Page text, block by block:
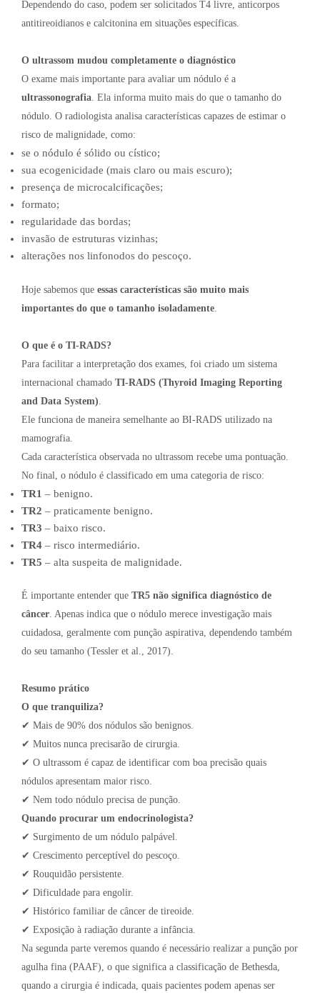
Dependendo do caso, podem ser solicitados T4 livre, anticorpos
antitireoidianos e calcitonina em situações específicas.
O ultrassom mudou completamente o diagnóstico
O exame mais importante para avaliar um nódulo é a
ultrassonografia. Ela informa muito mais do que o tamanho do
nódulo. O radiologista analisa características capazes de estimar o
risco de malignidade, como:
se o nódulo é sólido ou cístico;
sua ecogenicidade (mais claro ou mais escuro);
presença de microcalcificações;
formato;
regularidade das bordas;
invasão de estruturas vizinhas;
alterações nos linfonodos do pescoço.
Hoje sabemos que essas características são muito mais
importantes do que o tamanho isoladamente
O que é o TI-RADS?
Para facilitar a interpretação dos exames, foi criado um sistema
internacional chamado TI-RADS (Thyroid Imaging Reporting
and Data System)
Ele funciona de maneira semelhante ao BI-RADS utilizado na
mamografia.
Cada característica observada no ultrassom recebe uma pontuação.
No final, o nódulo é classificado em uma categoria de risco:
TR1 – benigno.
TR2 – praticamente benigno.
TR3 – baixo risco.
TR4 – risco intermediário.
TR5 – alta suspeita de malignidade.
É importante entender que TR5 não significa diagnóstico de
câncer. Apenas indica que o nódulo merece investigação mais
cuidadosa, geralmente com punção aspirativa, dependendo também
do seu tamanho (Tessler et al., 2017).
Resumo prático
O que tranquiliza?
✔ Mais de 90% dos nódulos são benignos.
✔ Muitos nunca precisarão de cirurgia.
✔ O ultrassom é capaz de identificar com boa precisão quais
nódulos apresentam maior risco.
✔ Nem todo nódulo precisa de punção.
Quando procurar um endocrinologista?
✔ Surgimento de um nódulo palpável.
✔ Crescimento perceptível do pescoço.
✔ Rouquidão persistente.
✔ Dificuldade para engolir.
✔ Histórico familiar de câncer de tireoide.
✔ Exposição à radiação durante a infância.
Na segunda parte veremos quando é necessário realizar a punção por
agulha fina (PAAF), o que significa a classificação de Bethesda,
quando a cirurgia é indicada, quais pacientes podem apenas ser